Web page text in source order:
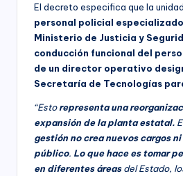
El decreto especifica que la unidad
personal policial
Ministerio de Justicia y
conducción funcional del
de un director operativo
Secretaría de Tecnologías
“Estorepresenta una
expansión de la planta estatal.
gestión no crea nuevos cargos
público. Lo que hace es tomar
en diferentes áreasdel Estado,